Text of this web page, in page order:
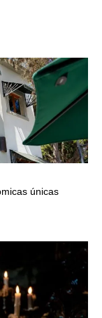
únicas